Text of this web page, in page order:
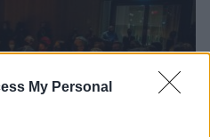
My Personal